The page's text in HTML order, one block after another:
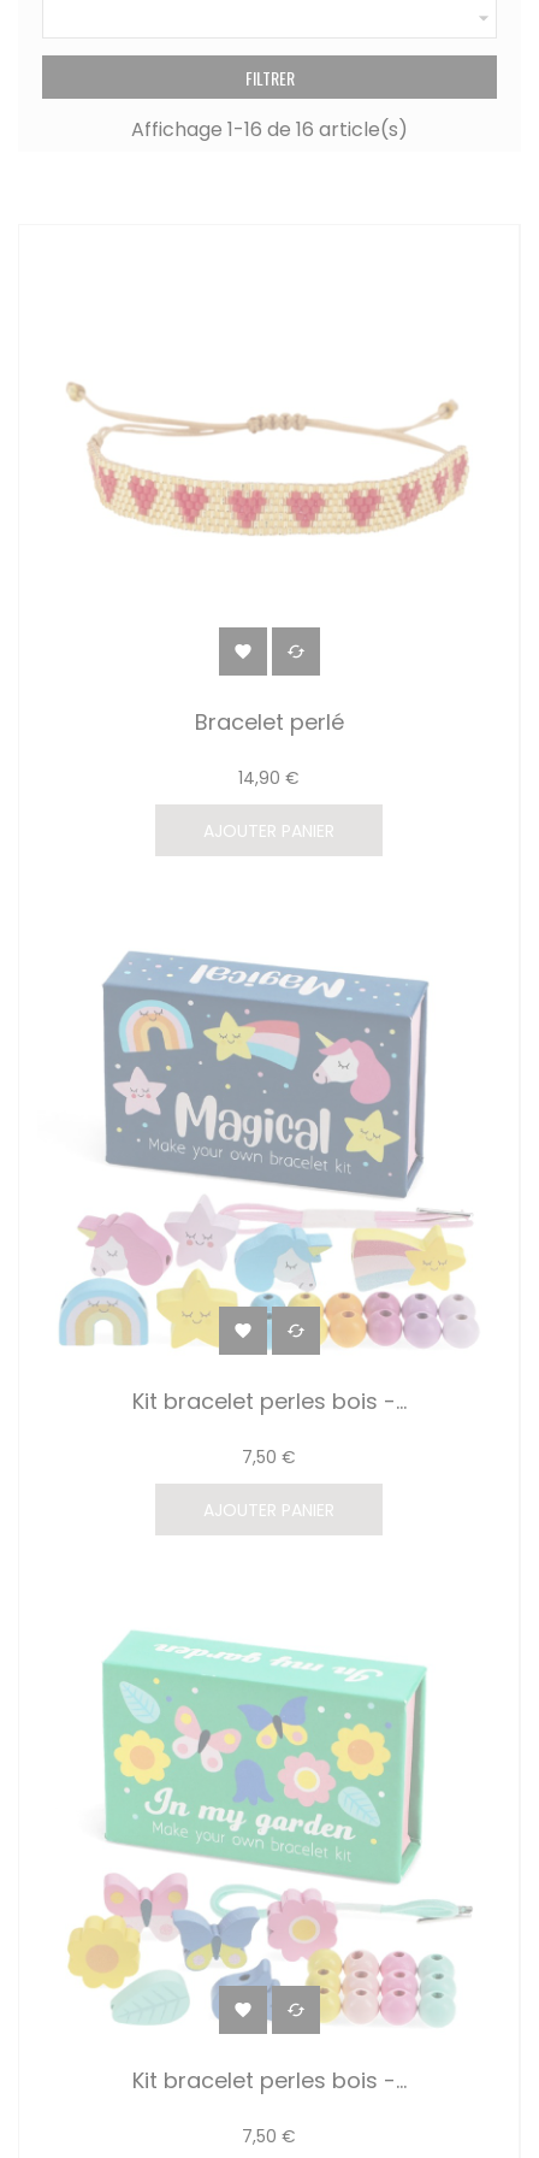

FILTRER
Affichage 1-16 de 16 article(s)
 
Bracelet perlé
14,90 €
AJOUTER PANIER
 
Kit bracelet perles bois -...
7,50 €
AJOUTER PANIER
 
Kit bracelet perles bois -...
7,50 €